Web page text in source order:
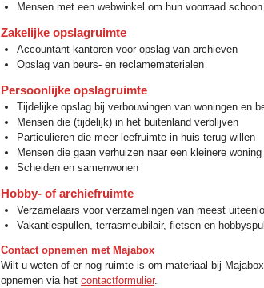
Mensen met een webwinkel om hun voorraad
Zakelijke opslagruimte
Accountant kantoren voor opslag van archieven
Opslag van beurs- en reclamematerialen
Persoonlijke opslagruimte
Tijdelijke opslag bij verbouwingen van woningen en
Mensen die (tijdelijk) in het buitenland verblijven
Particulieren die meer leefruimte in huis terug willen
Mensen die gaan verhuizen naar een kleinere woning
Scheiden en samenwonen
Hobby- of archiefruimte
Verzamelaars voor verzamelingen van meest
Vakantiespullen, terrasmeubilair, fietsen en
Contact opnemen met Majabox
Wilt u weten of er nog ruimte is om materiaal bij
opnemen via hetcontactformulier.